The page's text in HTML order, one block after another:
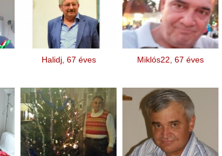
Halidj, 67 éves Miklós22, 67 éves